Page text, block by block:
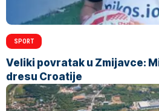
SPORT
Veliki povratak u Zmijavce:
dresu Croatije